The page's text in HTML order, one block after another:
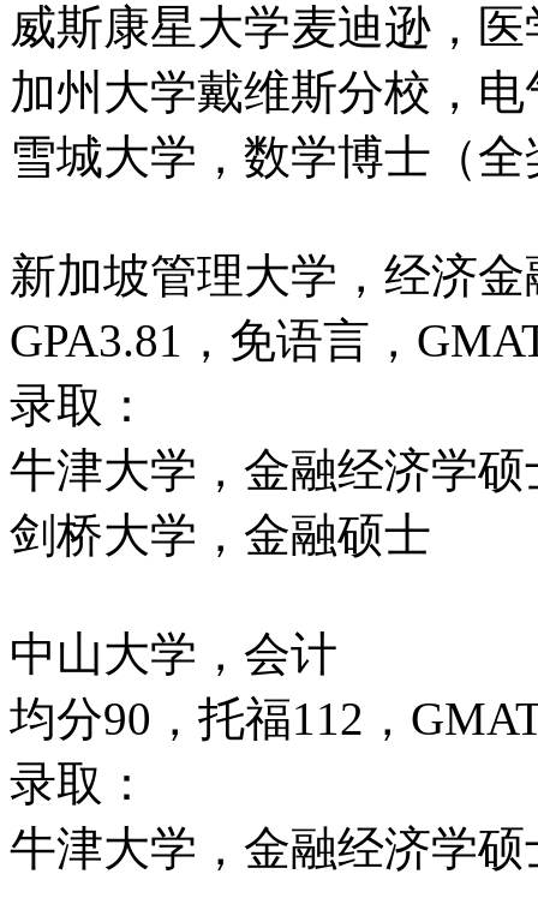
威斯康星大学麦迪逊，
加州大学戴维斯分校，
雪城大学，数学博士（全
新加坡管理大学，经济金
GPA3.81，免语言，
录取：
牛津大学，金融经济学硕
剑桥大学，金融硕士
中山大学，会计
均分90，托福112，
录取：
牛津大学，金融经济学硕